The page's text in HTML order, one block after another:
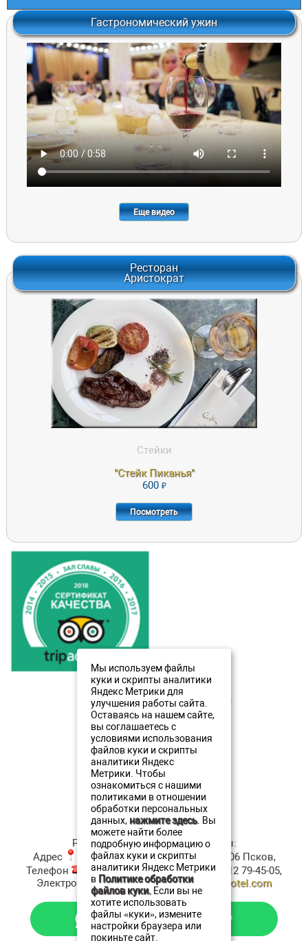
Гастрономический ужин
Еще видео
Ресторан
Аристократ
Стейки
"Стейк Пиканья"
600
Посмотреть
"СТЕЙК ПИКАНЬЯ" КОСТЕЦ, ИМЕННО В ЭТОМ МЯСЕ ЗАКЛЮЧЕН
САМЫЙ НАСЫЩЕННЫЙ "ГОВЯЖИЙ" ВКУС. РЕКОМЕНДУЕМАЯ
СТЕПЕНЬ ПРОЖАРКИ MEDIUM. ЦЕНА УКАЗАНА ЗА 100ГР. СЫРОГО
МЯСА. СРЕДНИЙ ВЕС СЫРОГО СТЕЙКА 150-300ГР.
600
ПОСМОТРЕТЬ
Звоните :+7 (911) 380-20-20
:+7 (911) 893 08 27
:+7 (8112) 79 45 05
Написать нам
Меню
Ресторан АристократъКонтакты:
Адрес
ул. Верхне-Береговая, д.4 180006 Псков,
Телефон
+7 (911) 380-20-20, Факс:+7 8112 79-45-05,
Электронная почта ✉: resto@oldestatehotel.com
Мы используем файлы
куки и скрипты аналитики
Яндекс Метрики для
улучшения работы сайта.
Оставаясь на нашем сайте,
вы соглашаетесь с
условиями использования
файлов куки и скрипты
аналитики Яндекс
Метрики. Чтобы
ознакомиться с нашими
политиками в отношении
обработки персональных
данных, нажмите здесь. Вы
можете найти более
подробную информацию о
файлах куки и скрипты
аналитики Яндекс Метрики
в Политике обработки
файлов куки. Если вы не
хотите использовать
файлы «куки», измените
настройки браузера или
покиньте сайт.